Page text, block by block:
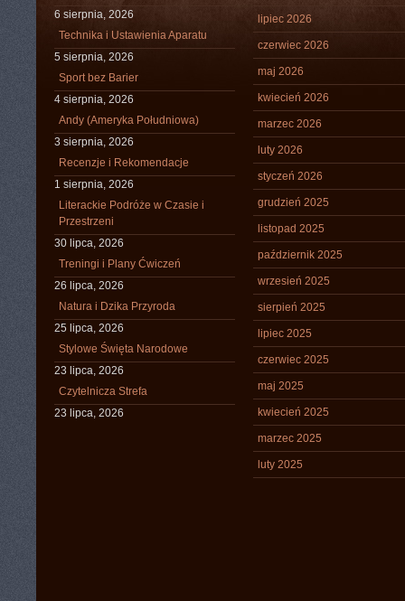
6 sierpnia, 2026
Technika i Ustawienia Aparatu
5 sierpnia, 2026
Sport bez Barier
4 sierpnia, 2026
Andy (Ameryka Południowa)
3 sierpnia, 2026
Recenzje i Rekomendacje
1 sierpnia, 2026
Literackie Podróże w Czasie i
Przestrzeni
30 lipca, 2026
Treningi i Plany Ćwiczeń
26 lipca, 2026
Natura i Dzika Przyroda
25 lipca, 2026
Stylowe Święta Narodowe
23 lipca, 2026
Czytelnicza Strefa
23 lipca, 2026
lipiec 2026
czerwiec 2026
maj 2026
kwiecień 2026
marzec 2026
luty 2026
styczeń 2026
grudzień 2025
listopad 2025
październik 2025
wrzesień 2025
sierpień 2025
lipiec 2025
czerwiec 2025
maj 2025
kwiecień 2025
marzec 2025
luty 2025